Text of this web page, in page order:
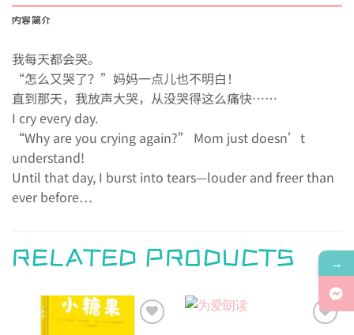
内容简介
我每天都会哭。
“怎么又哭了？”妈妈一点儿也不明白！
直到那天，我放声大哭，从没哭得这么痛快……
I cry every day.
“Why are you crying again?” Mom just doesn’t
understand!
Until that day, I burst into tears—louder and freer than
ever before…
RELATED PRODUCTS →